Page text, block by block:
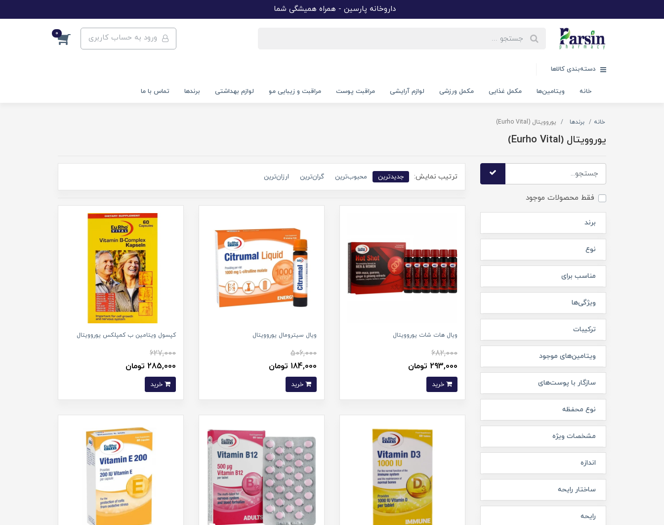
داروخانه پارسین - همراه همیشگی شما
ورود به حساب کاربری 0
دسته‌بندی کالاها
خانه ویتامین‌ها مکمل غذایی مکمل ورزشی لوازم آرایشی مراقبت پوست مراقبت و زیبایی مو لوازم بهداشتی برندها تماس با ما
خانه برندها یوروویتال (Eurho Vital)
یوروویتال (Eurho Vital)
فقط محصولات موجود
برند
نوع
مناسب برای
ویژگی‌ها
ترکیبات
ویتامین‌های موجود
سازگار با پوست‌های
نوع محفظه
مشخصات ویژه
اندازه
ساختار رایحه
رایحه
ترتیب نمایش: جدیدترین محبوب‌ترین گران‌ترین ارزان‌ترین
ویال هات شات یوروویتال
682,000
293,000 تومان
ویال سیترومال یوروویتال
506,000
184,000 تومان
خرید
کپسول ویتامین ب کمپلکس یوروویتال
627,000
285,000 تومان
خرید